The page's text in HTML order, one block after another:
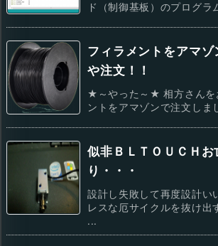
ド（制御基板）のプログ
フィラメントをアマ
や注文！！
★～やった～★ 相方さんを
ントをアマゾンで注文しま
似非ＢＬＴＯＵＣＨお
り・・・
設計し失敗して再度設計い
レスな厄サイクルを抜け出
...